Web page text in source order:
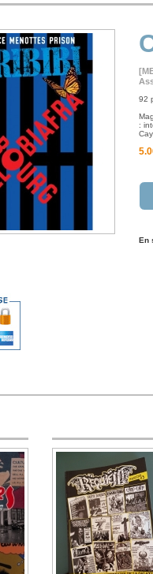
92
:
En